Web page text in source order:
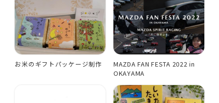
お米のギフトパッケージ制作
MAZDA FAN FESTA 2022 in
OKAYAMA